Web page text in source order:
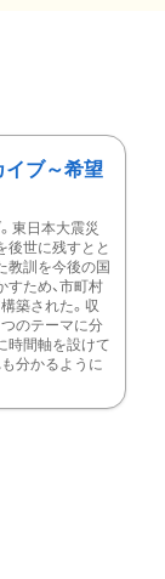
イブ～希望
東日本大震災
後世に残すとと
教訓を今後の国
すため、市町村
築された。収
のテーマに分
時間軸を設けて
分かるように